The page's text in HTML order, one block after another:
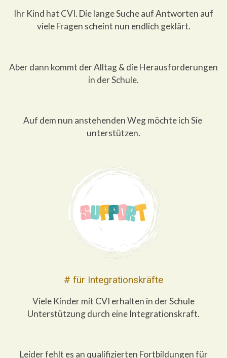
Ihr Kind hat CVI. Die lange Suche auf Antworten auf
viele Fragen scheint nun endlich geklärt.
Aber dann kommt der Alltag & die Herausforderungen
in der Schule.
Auf dem nun anstehenden Weg möchte ich Sie
unterstützen.
# für Integrationskräfte
Viele Kinder mit CVI erhalten in der Schule
Unterstützung durch eine Integrationskraft.
Leider fehlt es an qualifizierten Fortbildungen für